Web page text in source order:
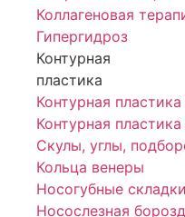
Коллагеновая
Гипергидроз
Контурная
пластика
Контурная пластика
Контурная
Скулы, углы,
Кольца венеры
Носогубные складки
Носослезная